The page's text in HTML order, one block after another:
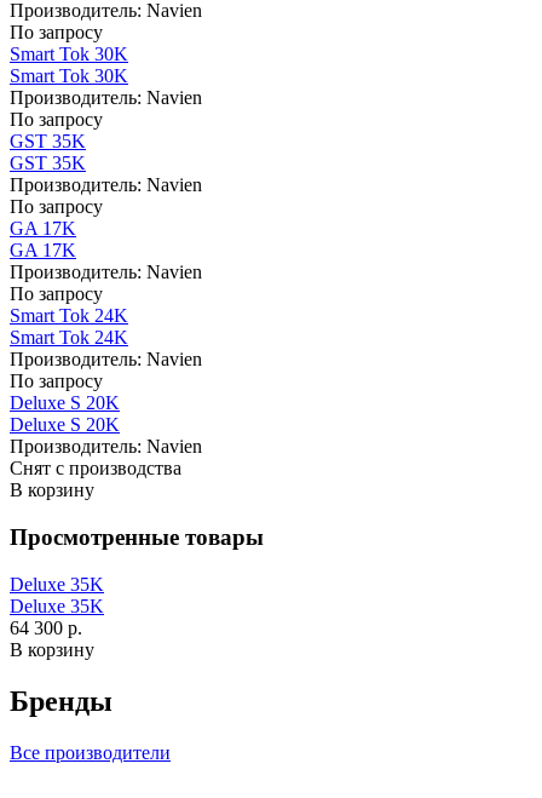
Производитель: Navien
По запросу
Smart Tok 30K
Smart Tok 30K
Производитель: Navien
По запросу
GST 35K
GST 35K
Производитель: Navien
По запросу
GA 17K
GA 17K
Производитель: Navien
По запросу
Smart Tok 24K
Smart Tok 24K
Производитель: Navien
По запросу
Deluxe S 20K
Deluxe S 20K
Производитель: Navien
Снят с производства
В корзину
Просмотренные товары
Deluxe 35K
Deluxe 35K
64 300 р.
В корзину
Бренды
Все производители